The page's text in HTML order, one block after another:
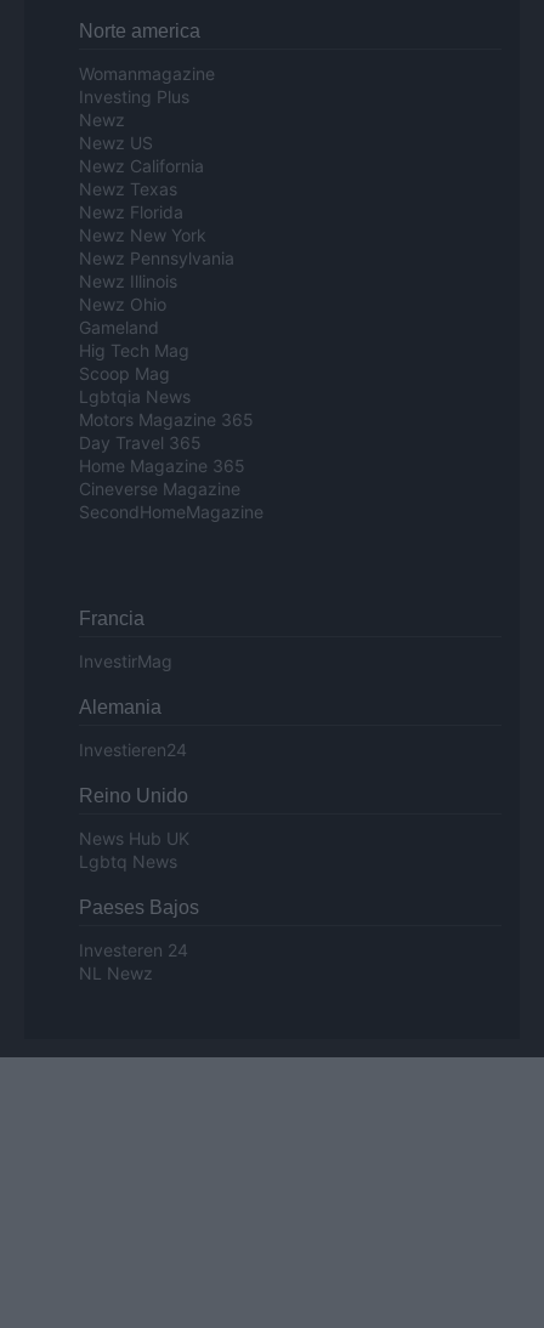
Norte america
Womanmagazine
Investing Plus
Newz
Newz US
Newz California
Newz Texas
Newz Florida
Newz New York
Newz Pennsylvania
Newz Illinois
Newz Ohio
Gameland
Hig Tech Mag
Scoop Mag
Lgbtqia News
Motors Magazine 365
Day Travel 365
Home Magazine 365
Cineverse Magazine
SecondHomeMagazine
Francia
InvestirMag
Alemania
Investieren24
Reino Unido
News Hub UK
Lgbtq News
Paeses Bajos
Investeren 24
NL Newz